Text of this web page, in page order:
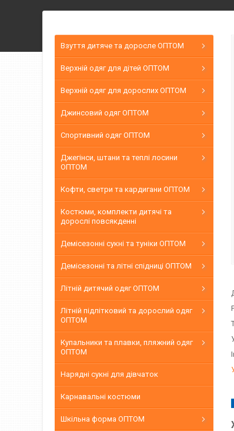
Взуття дитяче та доросле ОПТОМ
Верхній одяг для дітей ОПТОМ
Верхній одяг для дорослих ОПТОМ
Джинсовий одяг ОПТОМ
Спортивний одяг ОПТОМ
Джегінси, штани та теплі лосини
ОПТОМ
Кофти, светри та кардигани ОПТОМ
Костюми, комплекти дитячі та
дорослі повсякденні
Демісезонні сукні та туніки ОПТОМ
Демісезонні та літні спідниці ОПТОМ
Літній дитячий одяг ОПТОМ
Літній підлітковий та дорослий одяг
ОПТОМ
Купальники та плавки, пляжний одяг
ОПТОМ
Нарядні сукні для дівчаток
Карнавальні костюми
Шкільна форма ОПТОМ